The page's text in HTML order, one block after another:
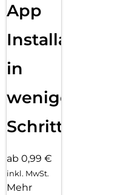
App
Installation
in
wenigen
Schritten
ab 0,99 €
inkl. MwSt.
Mehr